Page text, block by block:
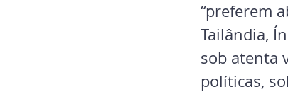
“preferem
Tailândia,
sob atenta
políticas,